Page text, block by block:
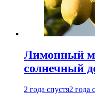
Лимонный
солнечный
2 года спустя2 года